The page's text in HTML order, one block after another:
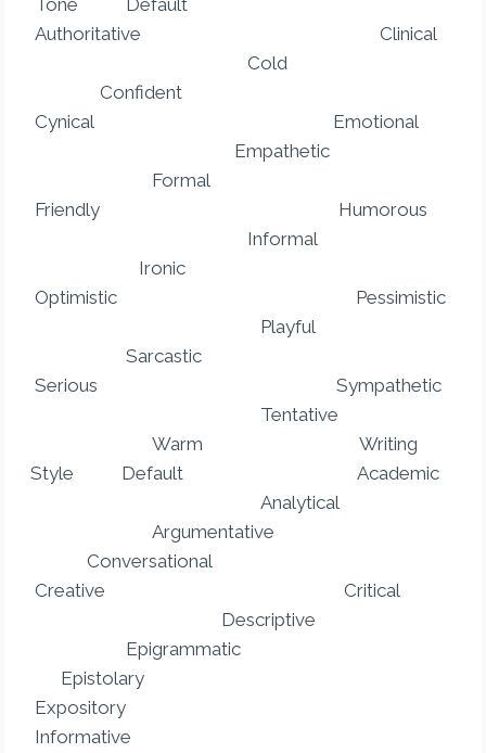
Tone Default
Authoritative Clinical
Cold
Confident
Cynical Emotional
Empathetic
Formal
Friendly Humorous
Informal
Ironic
Optimistic Pessimistic
Playful
Sarcastic
Serious Sympathetic
Tentative
Warm Writing
Style Default Academic
Analytical
Argumentative
Conversational
Creative Critical
Descriptive
Epigrammatic
Epistolary
Expository
Informative